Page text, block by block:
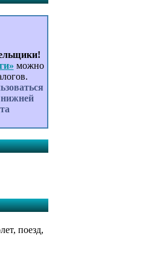
можно
поезд,